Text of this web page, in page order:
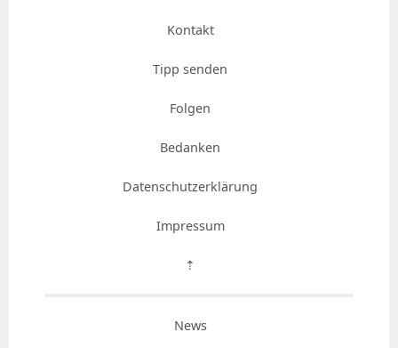
Kontakt
Tipp senden
Folgen
Bedanken
Datenschutzerklärung
Impressum
⇡
News